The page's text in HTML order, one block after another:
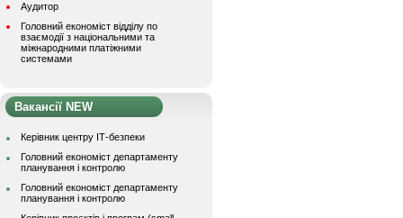
Аудитор
Головний економіст відділу по
взаємодії з національними та
міжнародними платіжними
системами
Вакансії NEW
Керівник центру ІТ-безпеки
Головний економіст департаменту
планування і контролю
Головний економіст департаменту
планування і контролю